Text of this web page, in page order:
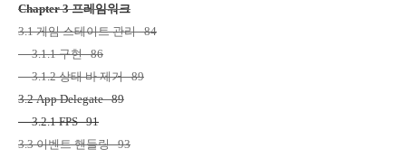
Chapter 3프레임워크
3.1게임 스테이트 관리84
3.1.1구현86
3.1.2상태 바 제거89
3.2 App Delegate 89
3.2.1 FPS 91
3.3이벤트 핸들링93